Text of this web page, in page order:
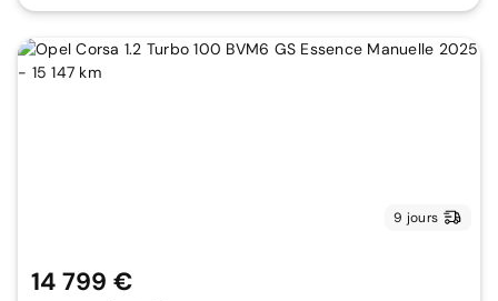
9 jours
14 799 €